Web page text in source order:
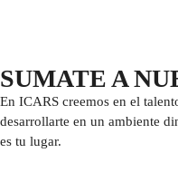
SUMATE A
En ICARS creemos en el
desarrollarte en un ambiente
es tu lugar.